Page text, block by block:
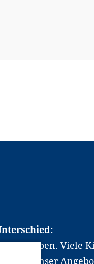
Viele
Unser